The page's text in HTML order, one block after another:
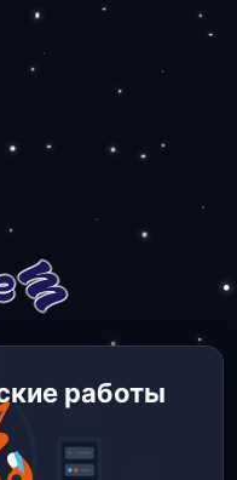
работы